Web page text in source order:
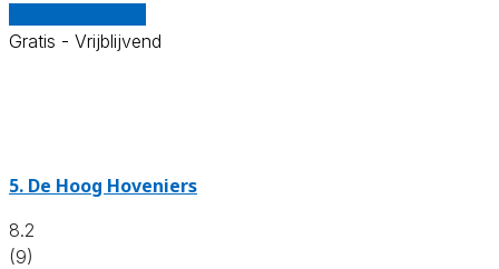
Gratis - Vrijblijvend
5. De Hoog Hoveniers
8.2
(9)